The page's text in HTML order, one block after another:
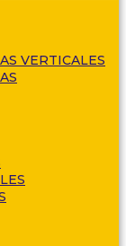
VERTICALES